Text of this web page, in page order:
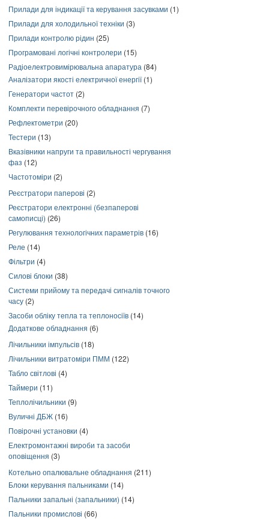
Прилади для індикації та керування засувками (1)
Прилади для холодильної техніки (3)
Прилади контролю рідин (25)
Програмовані логічні контролери (15)
Радіоелектровимірювальна апаратура (84)
Аналізатори якості електричної енергії(1)
Генератори частот (2)
Комплекти перевірочного обладнання (7)
Рефлектометри (20)
Тестери (13)
Вказівники напруги та правильності чергування
фаз (12)
Частотоміри (2)
Реєстратори паперові (2)
Реєстратори електронні (безпаперові
самописці) (26)
Регулювання технологічних параметрів (16)
Реле (14)
Фільтри (4)
Силові блоки (38)
Системи прийому та передачі сигналів точного
часу (2)
Засоби обліку тепла та теплоносіїв (14)
Додаткове обладнання (6)
Лічильники імпульсів (18)
Лічильники витратоміри ПММ (122)
Табло світлові (4)
Таймери (11)
Теплолічильники (9)
Вуличні ДБЖ (16)
Повірочні установки (4)
Електромонтажні вироби та засоби
оповіщення (3)
Котельно опалювальне обладнання (211)
Блоки керування пальниками (14)
Пальники запальні (запальники) (14)
Пальники промислові (66)